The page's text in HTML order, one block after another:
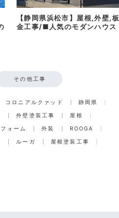
【静岡県浜松市】屋根,外壁,板
金工事/■人気のモダンハウス
その他工事
コロニアルクァッド
静岡県
外壁塗装工事
屋根
ォーム
外装
ROOGA
ルーガ 屋根塗装工事